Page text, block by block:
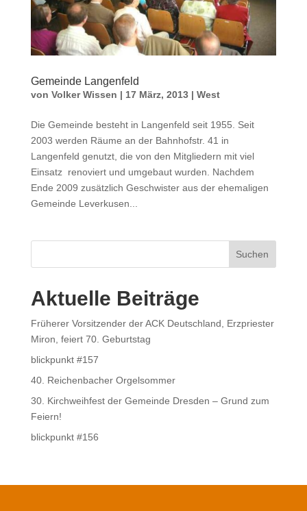
Gemeinde Langenfeld
von Volker Wissen | 17 März, 2013| West
Die Gemeinde besteht in Langenfeld seit 1955. Seit
2003 werden Räume an der Bahnhofstr. 41 in
Langenfeld genutzt, die von den Mitgliedern mit viel
Einsatz renoviert und umgebaut wurden. Nachdem
Ende 2009 zusätzlich Geschwister aus der ehemaligen
Gemeinde Leverkusen...
Suchen
Aktuelle Beiträge
Früherer Vorsitzender der ACK Deutschland, Erzpriester
Miron, feiert 70. Geburtstag
blickpunkt #157
40. Reichenbacher Orgelsommer
30. Kirchweihfest der Gemeinde Dresden – Grund zum
Feiern!
blickpunkt #156